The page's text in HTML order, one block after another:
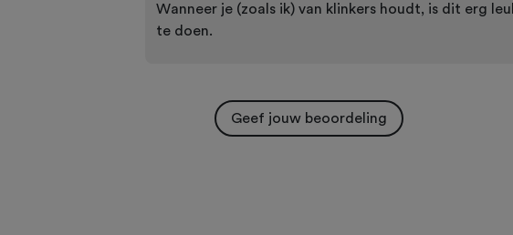
Wanneer je (zoals ik) van klinkers houdt, is dit erg
te doen.
Geef jouw beoordeling